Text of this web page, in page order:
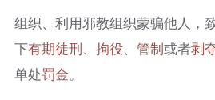
组织、利用邪教组织蒙骗他人，
下有期徒刑 拘役 管制或者剥
单处罚金。